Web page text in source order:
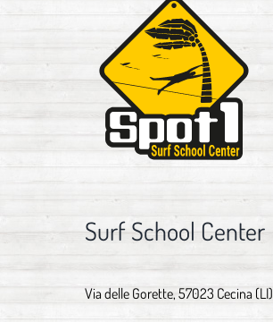
Surf School Center
Via delle Gorette, 57023 Cecina (LI)